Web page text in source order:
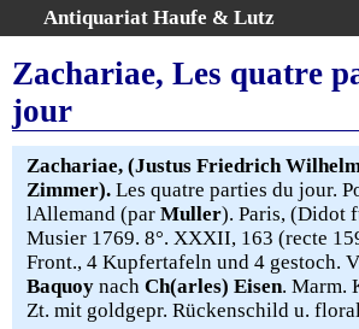
Antiquariat Haufe & Lutz
Home
Gesamtbestand
Erweiterte Suche
Kategorien
Schlagwörter
Warenkorb
AGB
Widerruf
Zachariae, Les quatre
jour
Zachariae, (Justus Friedrich
Zimmer). Les quatre parties du jour.
lAllemand (par Muller). Paris, (Didot
Musier 1769. 8°. XXXII, 163 (recte
Front., 4 Kupfertafeln und 4 gestoch.
Baquoy nach Ch(arles) Eisen. Marm.
Zt. mit goldgepr. Rückenschild u.